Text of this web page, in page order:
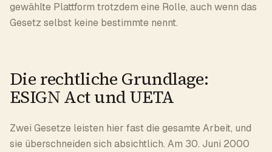
gewählte Plattform trotzdem eine Rolle, auch wenn das
Gesetz selbst keine bestimmte nennt.
Die rechtliche Grundlage:
ESIGN Act und UETA
Zwei Gesetze leisten hier fast die gesamte Arbeit, und
sie überschneiden sich absichtlich. Am 30. Juni 2000